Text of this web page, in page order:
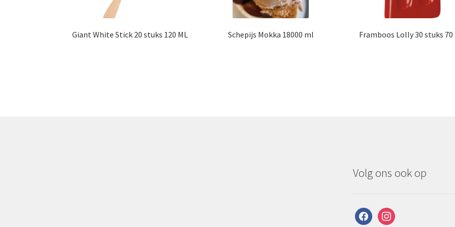
Giant White Stick 20 stuks 120 ML Schepijs Mokka 18000 ml Framboos Lolly 30 stuks 70
Volg ons ook op
facebookinstagram